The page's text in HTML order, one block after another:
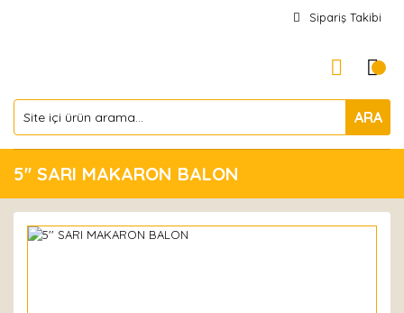
Sipariş Takibi
ARA
5'' SARI MAKARON BALON